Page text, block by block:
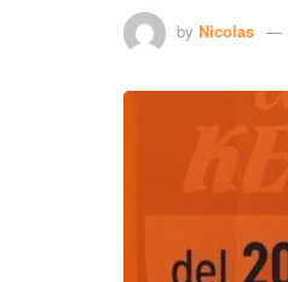
by Nicolas